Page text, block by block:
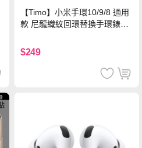
【Timo】小米手環10/9/8 通用
款 尼龍織紋回環替換手環錶帶-
$249